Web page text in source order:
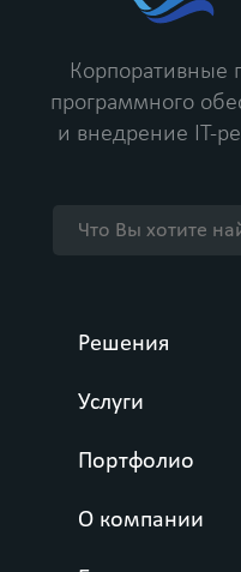
Корпоративные
программного
и внедрение IT-
Решения
Услуги
Портфолио
О компании